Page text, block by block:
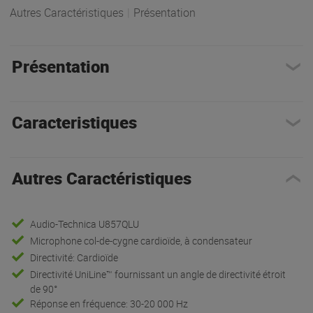
Autres Caractéristiques Présentation
Présentation
Caracteristiques
Autres Caractéristiques
Audio-Technica U857QLU
Microphone col-de-cygne cardioïde, à condensateur
Directivité: Cardioïde
Directivité UniLine™ fournissant un angle de directivité étroit
de 90°
Réponse en fréquence: 30-20 000 Hz